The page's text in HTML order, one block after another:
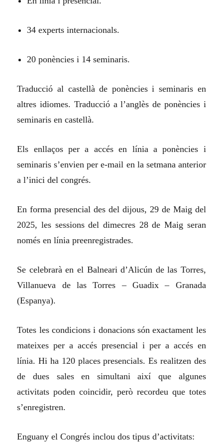
34 experts internacionals.
20 ponències i 14 seminaris.
Traducció al castellà de ponències i seminaris en
altres idiomes. Traducció a l’anglès de ponències i
seminaris en castellà.
Els enllaços per a accés en línia a ponències i
seminaris s’envien per e-mail en la setmana anterior
a l’inici del congrés.
En forma presencial des del dijous, 29 de Maig del
2025, les sessions del dimecres 28 de Maig seran
només en línia preenregistrades.
Se celebrarà en el Balneari d’Alicún de las Torres,
Villanueva de las Torres – Guadix – Granada
(Espanya).
Totes les condicions i donacions són exactament les
mateixes per a accés presencial i per a accés en
línia. Hi ha 120 places presencials. Es realitzen des
de dues sales en simultani així que algunes
activitats poden coincidir, però recordeu que totes
s’enregistren.
Enguany el Congrés inclou dos tipus d’activitats: